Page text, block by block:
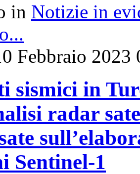
in Notizie in
Febbraio 2023
sismici in
radar
Sentinel-1